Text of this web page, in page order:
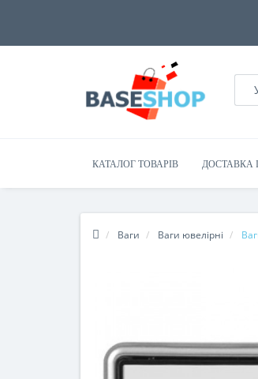
КАТАЛОГ ТОВАРІВ ДОСТАВКА
Ваги Ваги ювелірні